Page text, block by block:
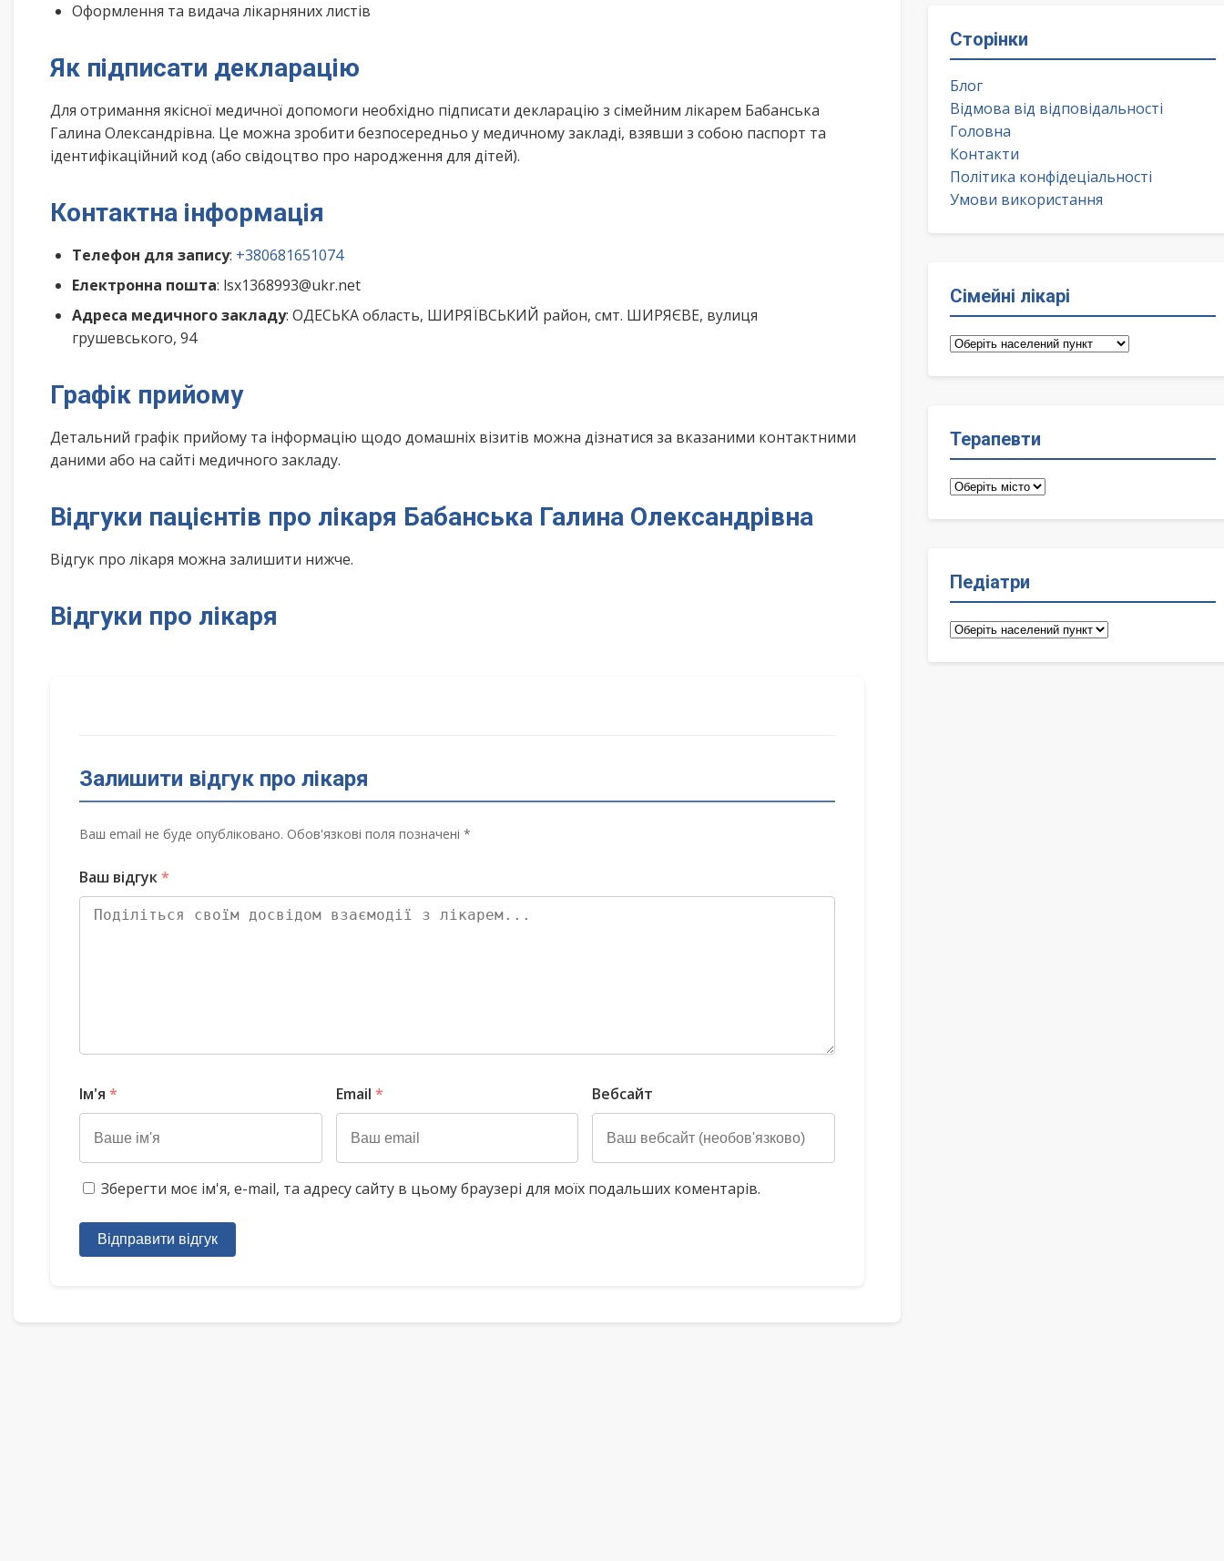
Оформлення та видача лікарняних листів
Як підписати декларацію
Для отримання якісної медичної допомоги необхідно підписати декларацію з сімейним лікарем Бабанська
Галина Олександрівна. Це можна зробити безпосередньо у медичному закладі, взявши з собою паспорт та
ідентифікаційний код (або свідоцтво про народження для дітей).
Контактна інформація
Телефон для запису: +380681651074
Електронна пошта: lsx1368993@ukr.net
Адреса медичного закладу: ОДЕСЬКА область, ШИРЯЇВСЬКИЙ район, смт. ШИРЯЄВЕ, вулиця
грушевського, 94
Графік прийому
Детальний графік прийому та інформацію щодо домашніх візитів можна дізнатися за вказаними контактними
даними або на сайті медичного закладу.
Відгуки пацієнтів про лікаря Бабанська Галина Олександрівна
Відгук про лікаря можна залишити нижче.
Відгуки про лікаря
Залишити відгук про лікаря
Ваш email не буде опубліковано. Обов'язкові поля позначені *
Ваш відгук*
Ім'я * Email * Вебсайт
Зберегти моє ім'я, e-mail, та адресу сайту в цьому браузері для моїх подальших коментарів.
Відправити відгук
Сторінки
Блог
Відмова від відповідальності
Головна
Контакти
Політика конфідеціальності
Умови використання
Сімейні лікарі
Сімейні
Терапевти
Терапевти
Педіатри
Педіатри